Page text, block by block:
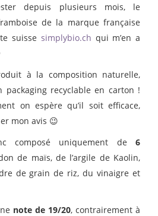
depuis plusieurs mois, le
de la marque française
suisse simplybio.ch qui m’en a
à la composition naturelle,
recyclable en carton !
on espère qu’il soit efficace,
mon avis 😉
composé uniquement de 6
de maïs, de l’argile de Kaolin,
de grain de riz, du vinaigre et
note de 19/20, contrairement à